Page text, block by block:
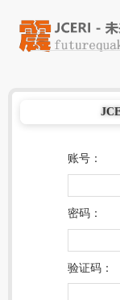
账号：
密码：
验证码：